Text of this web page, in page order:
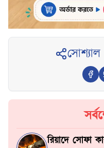
রিয়াদে সোফা